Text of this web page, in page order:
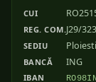
CUI
REG. COM.J29/
SEDIU
BANCĂ ING
IBAN